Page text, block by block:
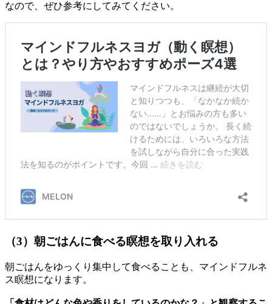
なので、ぜひ参考にしてみてください。
（3）朝ごはんに食べる瞑想を取り入れる
朝ごはんをゆっくり集中して食べることも、マインドフルネ
ス瞑想になります。